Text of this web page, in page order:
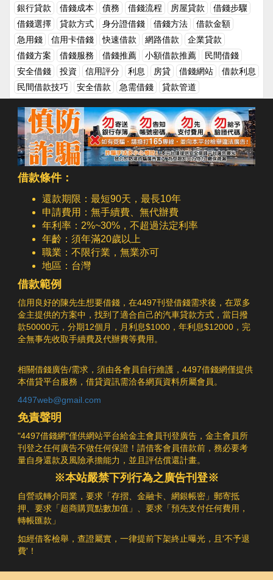
你和他們借錢之後，他們會無限放大這些現金的價值，到處和別人
說你和她借錢了，為的就是顯現出自己很有錢，幫助他人的樣子。
但他們往往沒有想到，有些人借錢是因為私人因素並不願意讓更多
人知道，最後卻因為和朋友借錢了導致生活隱私幾乎是攤在每個人
的眼前，最後甚至會有人開始亂傳話，導致自己生活變得亂七八
糟。延伸閱讀朋友需要借錢，如何換個角度來幫助他呢？和親戚或
朋友借錢，該算利息嗎？有沒有其他的借錢管道？為何不和親友借
錢，要選擇民間借款的借錢方式呢？
銀行貸款
借錢成本 債務 借錢流程 房屋貸款
借錢步驟
借錢選擇
貸款方式 身分證借錢 借錢方法
借款金額
急用錢
信用卡借錢 快速借款 網路借款
企業貸款
借錢方案
借錢服務 借錢推薦 小額借款推薦
民間借錢
安全借錢
投資 信用評分 利息 房貸 借錢網站
借款利息
民間借款技巧
安全借款 急需借錢 貸款管道
借款條件：
還款期限：最短90天，最長10年
申請費用：無手續費、無代辦費
年利率：2%~30%，不超過法定利率
年齡：須年滿20歲以上
職業：不限行業，無業亦可
地區：台灣
借款範例
信用良好的陳先生想要借錢，在4497刊登借錢需求後，在眾多
金主提供的方案中，找到了適合自己的汽車貸款方式，當日撥
款50000元，分期12個月，月利息$1000，年利息$12000，完
全無事先收取手續費及代辦費等費用。
相關借錢廣告/需求，須由各會員自行維護，4497借錢網僅提供
本借貸平台服務，借貸資訊需洽各網頁資料所屬會員。
4497web@gmail.com
免責聲明
"4497借錢網"僅供網站平台給金主會員刊登廣告，金主會員所
刊登之任何廣告不做任何保證！請借客會員借款前，務必要考
量自身還款及風險承擔能力，並且評估償還計畫。
※本站嚴禁下列行為之廣告刊登※
自營或轉介同業，要求「存摺、金融卡、網銀帳密」郵寄抵
押、要求「超商購買點數加值」、要求「預先支付任何費用，
轉帳匯款」
如經借客檢舉，查證屬實，一律提前下架終止曝光，且'不予退
費'！